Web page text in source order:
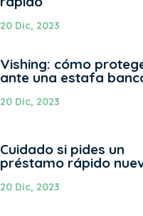
20 Dic, 2023
Vishing: cómo
ante una estafa
20 Dic, 2023
Cuidado si pides un
préstamo rápido
20 Dic, 2023